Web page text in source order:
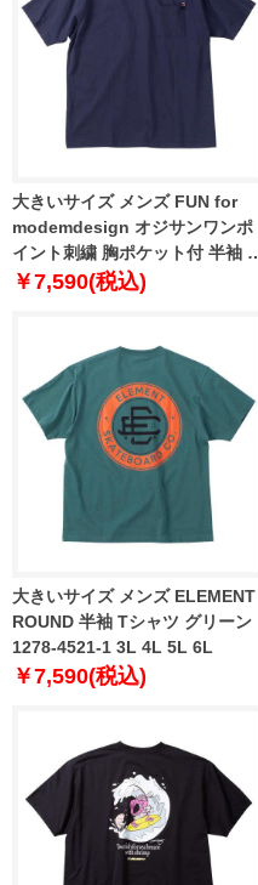
大きいサイズ メンズ FUN for
modemdesign オジサンワンポ
イント刺繍 胸ポケット付 半袖 T
シャツ ネイビー 1278-4217-2 3L
￥7,590(税込)
大きいサイズ メンズ ELEMENT
ROUND 半袖 Tシャツ グリーン
1278-4521-1 3L 4L 5L 6L
￥7,590(税込)